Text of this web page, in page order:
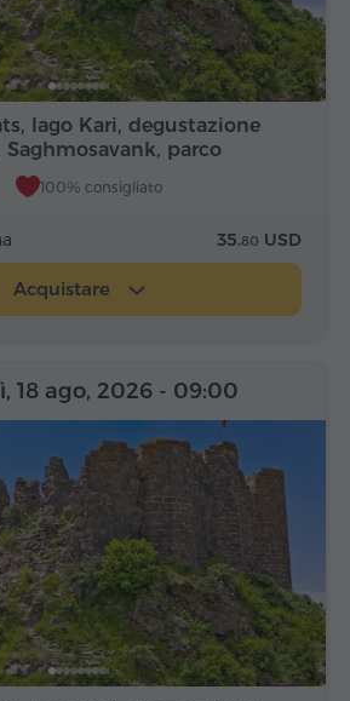
lago Kari, degustazione
parco
100% consigliato
35.80 USD
Acquistare
18 ago, 2026 - 09:00